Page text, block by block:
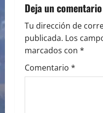
v
i
g
a
Deja un comentario
Tu dirección de
publicada. Los
marcados con *
Comentario *